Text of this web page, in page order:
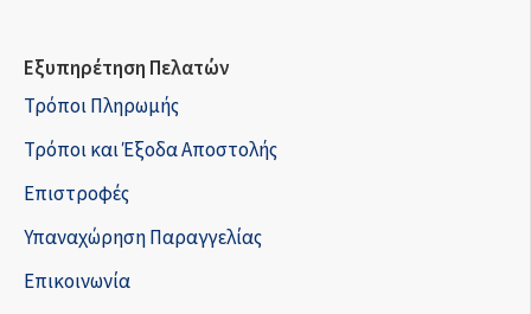
Εξυπηρέτηση Πελατών
Τρόποι Πληρωμής
Τρόποι και Έξοδα Αποστολής
Επιστροφές
Υπαναχώρηση Παραγγελίας
Επικοινωνία